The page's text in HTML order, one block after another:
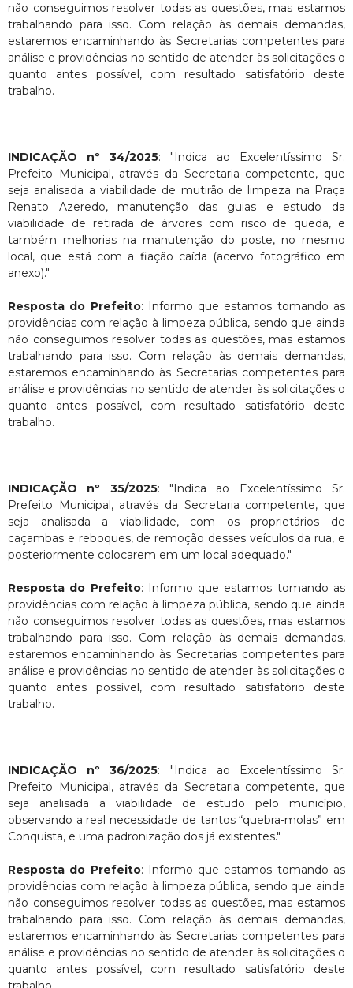
não conseguimos resolver todas as questões, mas estamos
trabalhando para isso. Com relação às demais demandas,
estaremos encaminhando às Secretarias competentes para
análise e providências no sentido de atender às solicitações o
quanto antes possível, com resultado satisfatório deste
trabalho.
INDICAÇÃO nº 34/2025: "Indica ao Excelentíssimo Sr.
Prefeito Municipal, através da Secretaria competente, que
seja analisada a viabilidade de mutirão de limpeza na Praça
Renato Azeredo, manutenção das guias e estudo da
viabilidade de retirada de árvores com risco de queda, e
também melhorias na manutenção do poste, no mesmo
local, que está com a fiação caída (acervo fotográfico em
anexo)."
Resposta do Prefeito: Informo que estamos tomando as
providências com relação à limpeza pública, sendo que ainda
não conseguimos resolver todas as questões, mas estamos
trabalhando para isso. Com relação às demais demandas,
estaremos encaminhando às Secretarias competentes para
análise e providências no sentido de atender às solicitações o
quanto antes possível, com resultado satisfatório deste
trabalho.
INDICAÇÃO nº 35/2025: "Indica ao Excelentíssimo Sr.
Prefeito Municipal, através da Secretaria competente, que
seja analisada a viabilidade, com os proprietários de
caçambas e reboques, de remoção desses veículos da rua, e
posteriormente colocarem em um local adequado."
Resposta do Prefeito: Informo que estamos tomando as
providências com relação à limpeza pública, sendo que ainda
não conseguimos resolver todas as questões, mas estamos
trabalhando para isso. Com relação às demais demandas,
estaremos encaminhando às Secretarias competentes para
análise e providências no sentido de atender às solicitações o
quanto antes possível, com resultado satisfatório deste
trabalho.
INDICAÇÃO nº 36/2025: "Indica ao Excelentíssimo Sr.
Prefeito Municipal, através da Secretaria competente, que
seja analisada a viabilidade de estudo pelo município,
observando a real necessidade de tantos “quebra-molas” em
Conquista, e uma padronização dos já existentes."
Resposta do Prefeito: Informo que estamos tomando as
providências com relação à limpeza pública, sendo que ainda
não conseguimos resolver todas as questões, mas estamos
trabalhando para isso. Com relação às demais demandas,
estaremos encaminhando às Secretarias competentes para
análise e providências no sentido de atender às solicitações o
quanto antes possível, com resultado satisfatório deste